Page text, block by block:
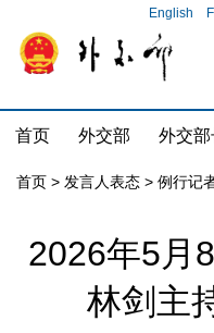
English
首页 外交部 外交部
首页 > 发言人表态 > 例行记
2026年5月
林剑主